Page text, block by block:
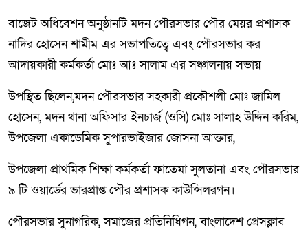
বাজেট অধিবেশন অনুষ্ঠানটি মদন পৌরসভার পৌর মেয়র প্রশাসক
নাদির হোসেন শামীম এর সভাপতিত্বে এবং পৌরসভার কর
আদায়কারী কর্মকর্তা মোঃ আঃ সালাম এর সঞ্চালনায় সভায়
উপস্থিত ছিলেন,মদন পৌরসভার সহকারী প্রকৌশলী মোঃ জামিল
হোসেন, মদন থানা অফিসার ইনচার্জ (ওসি) মোঃ সালাহ উদ্দিন করিম,
উপজেলা একাডেমিক সুপারভাইজার জোসনা আক্তার,
উপজেলা প্রাথমিক শিক্ষা কর্মকর্তা ফাতেমা সুলতানা এবং পৌরসভার
৯ টি ওয়ার্ডের ভারপ্রাপ্ত পৌর প্রশাসক কাউন্সিলরগন।
পৌরসভার সুনাগরিক, সমাজের প্রতিনিধিগন, বাংলাদেশ প্রেসক্লাব